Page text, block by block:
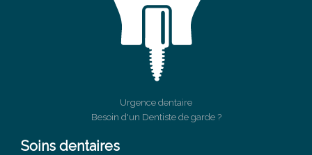
Urgence dentaire
Besoin d'un Dentiste de garde ?
Soins dentaires